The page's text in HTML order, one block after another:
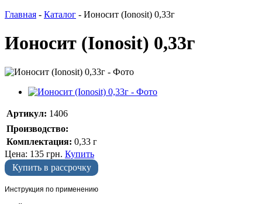
Главная - Каталог - Ионосит (Ionosit) 0,33г
Ионосит (Ionosit) 0,33г
Артикул: 1406
Производство:
Комплектация: 0,33 г
Цена: 135 грн. Купить
Купить в рассрочку
Инструкция по применению